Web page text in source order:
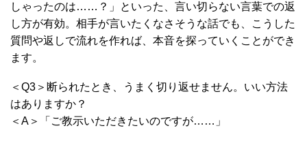
しゃったのは……？」といった、言い切らない言葉での返
し方が有効。相手が言いたくなさそうな話でも、こうした
質問や返しで流れを作れば、本音を探っていくことができ
ます。
＜Q3＞断られたとき、うまく切り返せません。いい方法
はありますか？
＜A＞「ご教示いただきたいのですが……」